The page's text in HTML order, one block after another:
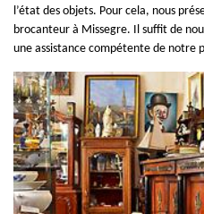
l’état des objets. Pour cela, nous
brocanteur à Missegre. Il suffit de
une assistance compétente de notre